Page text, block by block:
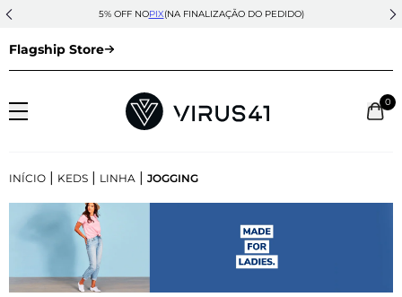
5% OFF NOPIX(NA FINALIZAÇÃO DO PEDIDO)
Flagship Store
0
INÍCIO | KEDS | LINHA | JOGGING